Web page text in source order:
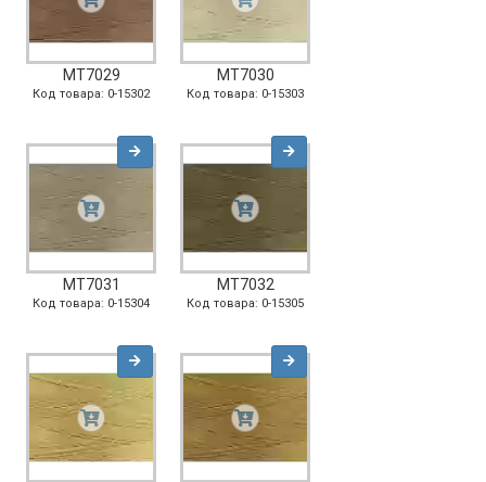
MT7029
Код товара: 0-15302
MT7030
Код товара: 0-15303
MT7031
Код товара: 0-15304
MT7032
Код товара: 0-15305